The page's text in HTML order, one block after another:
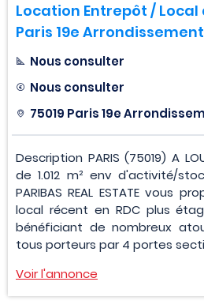
Location Entrepôt / Local
Paris 19e Arrondissement
Nous consulter
Nous consulter
75019 Paris 19e
Description PARIS (75019) A
de 1.012 m² env d'activité/
PARIBAS REAL ESTATE vous
local récent en RDC plus
bénéficiant de nombreux
tous porteurs par 4 portes
Voir l'annonce